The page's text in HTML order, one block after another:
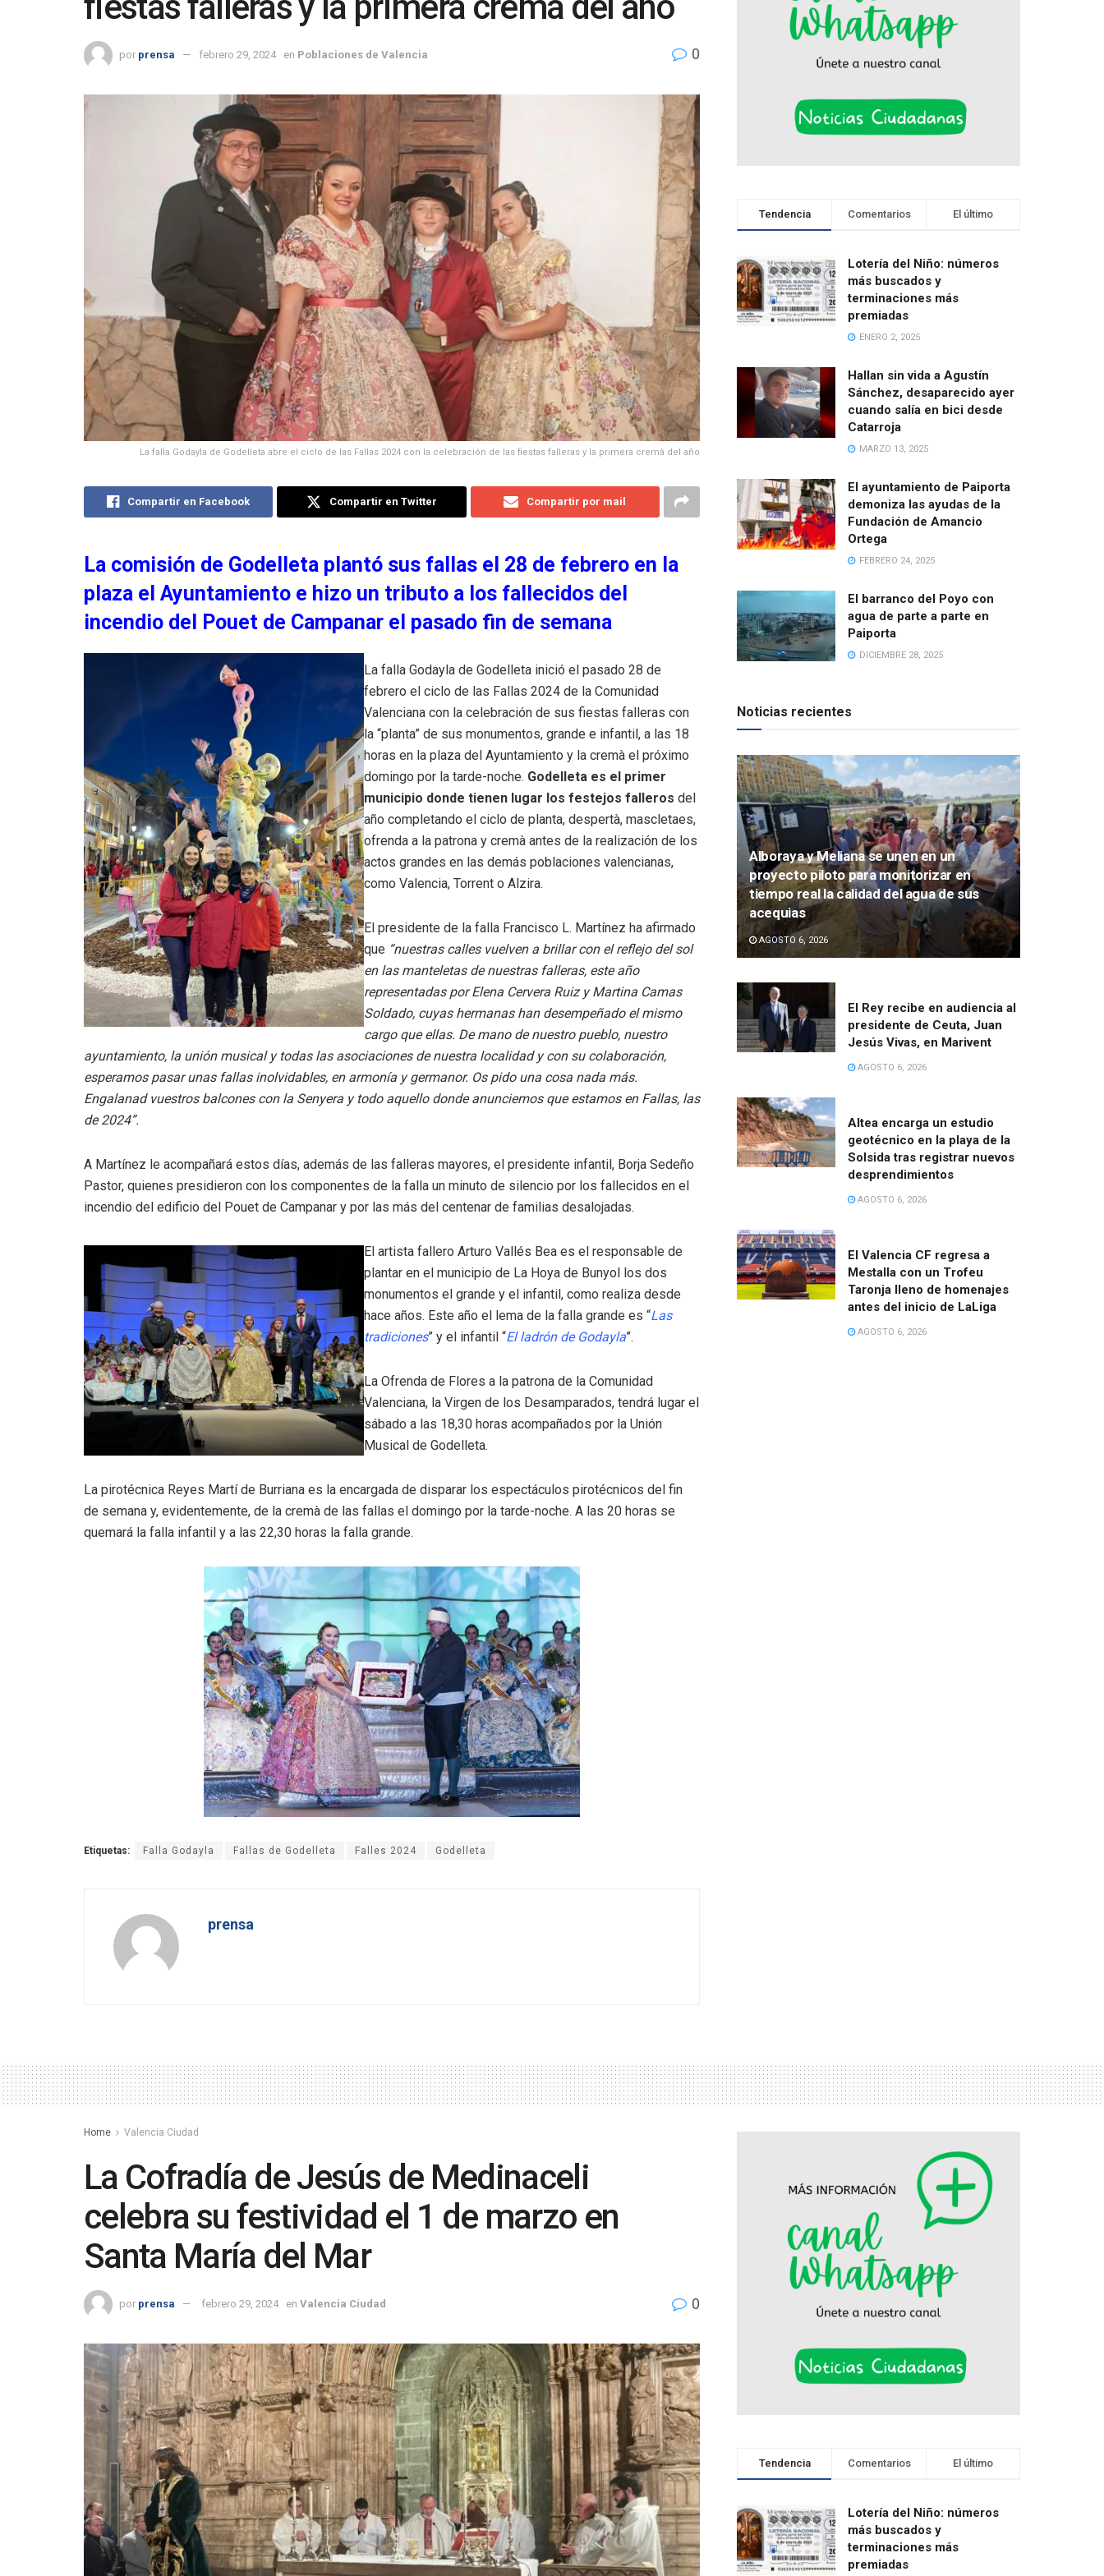
por prensa febrero 29, 2024 en Poblaciones de Valencia 0
La falla Godayla de Godelleta abre el ciclo de las Fallas 2024 con la celebración de las fiestas falleras y la primera cremà del año
Compartir en Facebook Compartir en Twitter Compartir por mail
La comisión de Godelleta plantó sus fallas el 28 de febrero en la
plaza el Ayuntamiento e hizo un tributo a los fallecidos del
incendio del Pouet de Campanar el pasado fin de semana
La falla Godayla de Godelleta inició el pasado 28 de
febrero el ciclo de las Fallas 2024 de la Comunidad
Valenciana con la celebración de sus fiestas falleras con
la “planta” de sus monumentos, grande e infantil, a las 18
horas en la plaza del Ayuntamiento y la cremà el próximo
domingo por la tarde-noche. Godelleta es el primer
municipio donde tienen lugar los festejos falleros del
año completando el ciclo de planta, despertà, mascletaes,
ofrenda a la patrona y cremà antes de la realización de los
actos grandes en las demás poblaciones valencianas,
como Valencia, Torrent o Alzira.
El presidente de la falla Francisco L. Martínez ha afirmado
que “nuestras calles vuelven a brillar con el reflejo del sol
en las manteletas de nuestras falleras, este año
representadas por Elena Cervera Ruiz y Martina Camas
Soldado, cuyas hermanas han desempeñado el mismo
cargo que ellas. De mano de nuestro pueblo, nuestro
ayuntamiento, la unión musical y todas las asociaciones de nuestra localidad y con su colaboración,
esperamos pasar unas fallas inolvidables, en armonía y germanor. Os pido una cosa nada más.
Engalanad vuestros balcones con la Senyera y todo aquello donde anunciemos que estamos en Fallas, las
de 2024”.
A Martínez le acompañará estos días, además de las falleras mayores, el presidente infantil, Borja Sedeño
Pastor, quienes presidieron con los componentes de la falla un minuto de silencio por los fallecidos en el
incendio del edificio del Pouet de Campanar y por las más del centenar de familias desalojadas.
El artista fallero Arturo Vallés Bea es el responsable de
plantar en el municipio de La Hoya de Bunyol los dos
monumentos el grande y el infantil, como realiza desde
hace años. Este año el lema de la falla grande es “Las
tradiciones” y el infantil “El ladrón de Godayla”.
La Ofrenda de Flores a la patrona de la Comunidad
Valenciana, la Virgen de los Desamparados, tendrá lugar el
sábado a las 18,30 horas acompañados por la Unión
Musical de Godelleta.
La pirotécnica Reyes Martí de Burriana es la encargada de disparar los espectáculos pirotécnicos del fin
de semana y, evidentemente, de la cremà de las fallas el domingo por la tarde-noche. A las 20 horas se
quemará la falla infantil y a las 22,30 horas la falla grande.
Etiquetas: Falla Godayla Fallas de Godelleta Falles 2024 Godelleta
prensa
Tendencia Comentarios El último
Lotería del Niño: números
más buscados y
terminaciones más
premiadas
ENERO 2, 2025
Hallan sin vida a Agustín
Sánchez, desaparecido ayer
cuando salía en bici desde
Catarroja
MARZO 13, 2025
El ayuntamiento de Paiporta
demoniza las ayudas de la
Fundación de Amancio
Ortega
FEBRERO 24, 2025
El barranco del Poyo con
agua de parte a parte en
Paiporta
DICIEMBRE 28, 2025
Noticias recientes
Alboraya y Meliana se unen en un
proyecto piloto para monitorizar en
tiempo real la calidad del agua de sus
acequias
AGOSTO 6, 2026
El Rey recibe en audiencia al
presidente de Ceuta, Juan
Jesús Vivas, en Marivent
AGOSTO 6, 2026
Altea encarga un estudio
geotécnico en la playa de la
Solsida tras registrar nuevos
desprendimientos
AGOSTO 6, 2026
El Valencia CF regresa a
Mestalla con un Trofeu
Taronja lleno de homenajes
antes del inicio de LaLiga
AGOSTO 6, 2026
Home Valencia Ciudad
La Cofradía de Jesús de Medinaceli
celebra su festividad el 1 de marzo en
Santa María del Mar
por prensa febrero 29, 2024 en Valencia Ciudad 0
Tendencia Comentarios El último
Lotería del Niño: números
más buscados y
terminaciones más
premiadas